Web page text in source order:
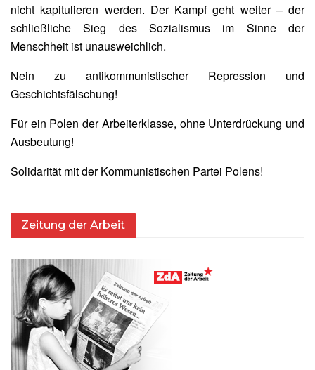
nicht kapitulieren werden. Der Kampf geht weiter – der
schließliche Sieg des Sozialismus im Sinne der
Menschheit ist unausweichlich.
Nein zu antikommunistischer Repression und
Geschichtsfälschung!
Für ein Polen der Arbeiterklasse, ohne Unterdrückung und
Ausbeutung!
Solidarität mit der Kommunistischen Partei Polens!
Zeitung der Arbeit